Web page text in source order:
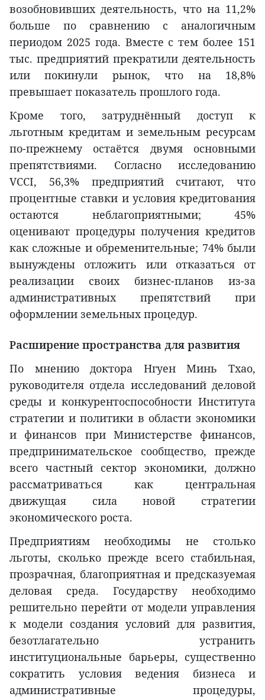
возобновивших деятельность, что на 11,2%
больше по сравнению с аналогичным
периодом 2025 года. Вместе с тем более 151
тыс. предприятий прекратили деятельность
или покинули рынок, что на 18,8%
превышает показатель прошлого года.
Кроме того, затруднённый доступ к
льготным кредитам и земельным ресурсам
по-прежнему остаётся двумя основными
препятствиями. Согласно исследованию
VCCI, 56,3% предприятий считают, что
процентные ставки и условия кредитования
остаются неблагоприятными; 45%
оценивают процедуры получения кредитов
как сложные и обременительные; 74% были
вынуждены отложить или отказаться от
реализации своих бизнес-планов из-за
административных препятствий при
оформлении земельных процедур.
Расширение пространства для развития
По мнению доктора Нгуен Минь Тхао,
руководителя отдела исследований деловой
среды и конкурентоспособности Института
стратегии и политики в области экономики
и финансов при Министерстве финансов,
предпринимательское сообщество, прежде
всего частный сектор экономики, должно
рассматриваться как центральная
движущая сила новой стратегии
экономического роста.
Предприятиям необходимы не столько
льготы, сколько прежде всего стабильная,
прозрачная, благоприятная и предсказуемая
деловая среда. Государству необходимо
решительно перейти от модели управления
к модели создания условий для развития,
безотлагательно устранить
институциональные барьеры, существенно
сократить условия ведения бизнеса и
административные процедуры,